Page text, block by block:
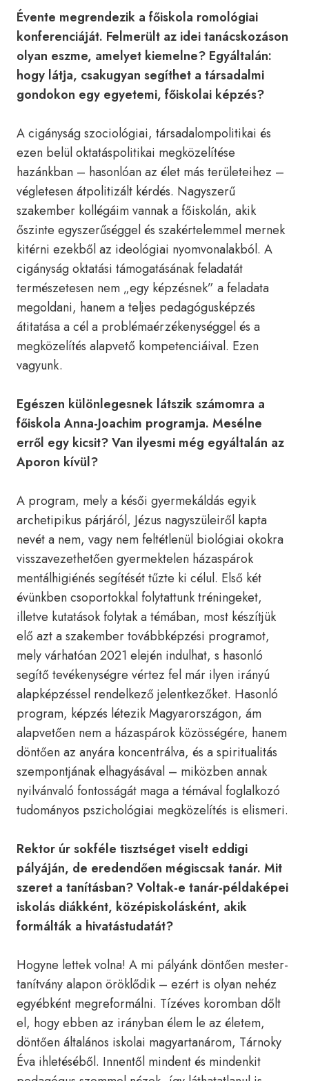
Évente megrendezik a főiskola romológiai
konferenciáját. Felmerült az idei tanácskozáson
olyan eszme, amelyet kiemelne? Egyáltalán:
hogy látja, csakugyan segíthet a társadalmi
gondokon egy egyetemi, főiskolai képzés?
A cigányság szociológiai, társadalompolitikai és
ezen belül oktatáspolitikai megközelítése
hazánkban – hasonlóan az élet más területeihez –
végletesen átpolitizált kérdés. Nagyszerű
szakember kollégáim vannak a főiskolán, akik
őszinte egyszerűséggel és szakértelemmel mernek
kitérni ezekből az ideológiai nyomvonalakból. A
cigányság oktatási támogatásának feladatát
természetesen nem „egy képzésnek” a feladata
megoldani, hanem a teljes pedagógusképzés
átitatása a cél a problémaérzékenységgel és a
megközelítés alapvető kompetenciáival. Ezen
vagyunk.
Egészen különlegesnek látszik számomra a
főiskola Anna-Joachim programja. Mesélne
erről egy kicsit? Van ilyesmi még egyáltalán az
Aporon kívül?
A program, mely a késői gyermekáldás egyik
archetipikus párjáról, Jézus nagyszüleiről kapta
nevét a nem, vagy nem feltétlenül biológiai okokra
visszavezethetően gyermektelen házaspárok
mentálhigiénés segítését tűzte ki célul. Első két
évünkben csoportokkal folytattunk tréningeket,
illetve kutatások folytak a témában, most készítjük
elő azt a szakember továbbképzési programot,
mely várhatóan 2021 elején indulhat, s hasonló
segítő tevékenységre vértez fel már ilyen irányú
alapképzéssel rendelkező jelentkezőket. Hasonló
program, képzés létezik Magyarországon, ám
alapvetően nem a házaspárok közösségére, hanem
döntően az anyára koncentrálva, és a spiritualitás
szempontjának elhagyásával – miközben annak
nyilvánvaló fontosságát maga a témával foglalkozó
tudományos pszichológiai megközelítés is elismeri.
Rektor úr sokféle tisztséget viselt eddigi
pályáján, de eredendően mégiscsak tanár. Mit
szeret a tanításban? Voltak-e tanár-példaképei
iskolás diákként, középiskolásként, akik
formálták a hivatástudatát?
Hogyne lettek volna! A mi pályánk döntően mester-
tanítvány alapon öröklődik – ezért is olyan nehéz
egyébként megreformálni. Tízéves koromban dőlt
el, hogy ebben az irányban élem le az életem,
döntően általános iskolai magyartanárom, Tárnoky
Éva ihletéséből. Innentől mindent és mindenkit